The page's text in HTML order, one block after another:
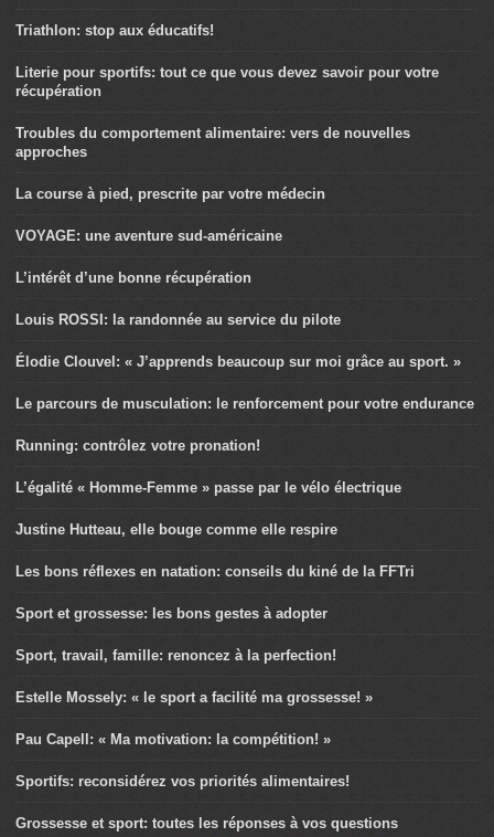
Triathlon: stop aux éducatifs!
Literie pour sportifs: tout ce que vous devez savoir pour votre
récupération
Troubles du comportement alimentaire: vers de nouvelles
approches
La course à pied, prescrite par votre médecin
VOYAGE: une aventure sud-américaine
L’intérêt d’une bonne récupération
Louis ROSSI: la randonnée au service du pilote
Élodie Clouvel: « J’apprends beaucoup sur moi grâce au sport. »
Le parcours de musculation: le renforcement pour votre endurance
Running: contrôlez votre pronation!
L’égalité « Homme-Femme » passe par le vélo électrique
Justine Hutteau, elle bouge comme elle respire
Les bons réflexes en natation: conseils du kiné de la FFTri
Sport et grossesse: les bons gestes à adopter
Sport, travail, famille: renoncez à la perfection!
Estelle Mossely: « le sport a facilité ma grossesse! »
Pau Capell: « Ma motivation: la compétition! »
Sportifs: reconsidérez vos priorités alimentaires!
Grossesse et sport: toutes les réponses à vos questions